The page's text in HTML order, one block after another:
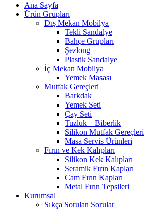
Ana Sayfa
Ürün Grupları
Dış Mekan Mobilya
Tekli Sandalye
Bahçe Grupları
Şezlong
Plastik Sandalye
İç Mekan Mobilya
Yemek Masası
Mutfak Gereçleri
Barkdak
Yemek Seti
Çay Seti
Tuzluk – Biberlik
Silikon Mutfak Gereçleri
Masa Servis Ürünleri
Fırın ve Kek Kalıpları
Silikon Kek Kalıpları
Seramik Fırın Kapları
Cam Fırın Kapları
Metal Fırın Tepsileri
Kurumsal
Sıkça Sorulan Sorular